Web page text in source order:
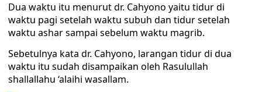
Dua waktu itu menurut dr. Cahyono yaitu tidur di
waktu pagi setelah waktu subuh dan tidur setelah
waktu ashar sampai sebelum waktu magrib.
Sebetulnya kata dr. Cahyono, larangan tidur di dua
waktu itu sudah disampaikan oleh Rasulullah
shallallahu ‘alaihi wasallam.